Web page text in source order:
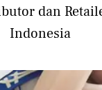
dan
Indonesia